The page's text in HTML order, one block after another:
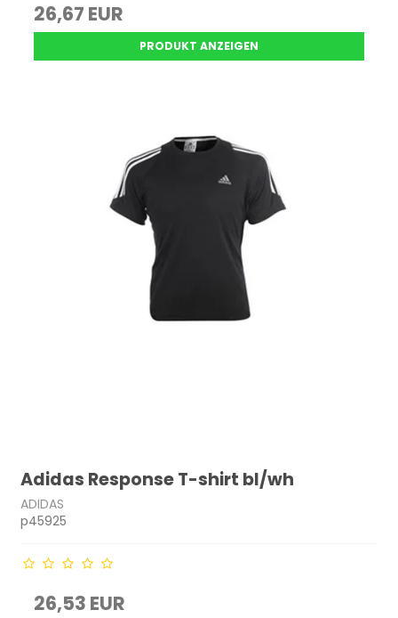
26,67 EUR
PRODUKT ANZEIGEN
Adidas Response T-shirt bl/wh
ADIDAS
p45925
26,53 EUR